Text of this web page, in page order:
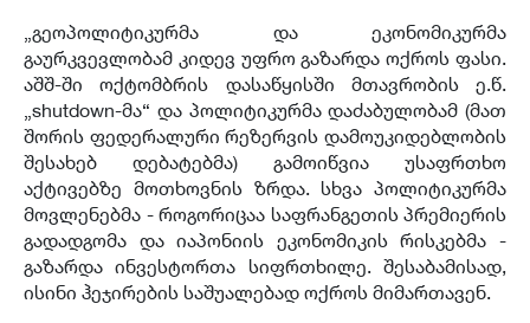
„გეოპოლიტიკურმა და ეკონომიკურმა
გაურკვევლობამ კიდევ უფრო გაზარდა ოქროს ფასი.
აშშ-ში ოქტომბრის დასაწყისში მთავრობის ე.წ.
„shutdown-მა“ და პოლიტიკურმა დაძაბულობამ (მათ
შორის ფედერალური რეზერვის დამოუკიდებლობის
შესახებ დებატებმა) გამოიწვია უსაფრთხო
აქტივებზე მოთხოვნის ზრდა. სხვა პოლიტიკურმა
მოვლენებმა - როგორიცაა საფრანგეთის პრემიერის
გადადგომა და იაპონიის ეკონომიკის რისკებმა -
გაზარდა ინვესტორთა სიფრთხილე. შესაბამისად,
ისინი ჰეჯირების საშუალებად ოქროს მიმართავენ.